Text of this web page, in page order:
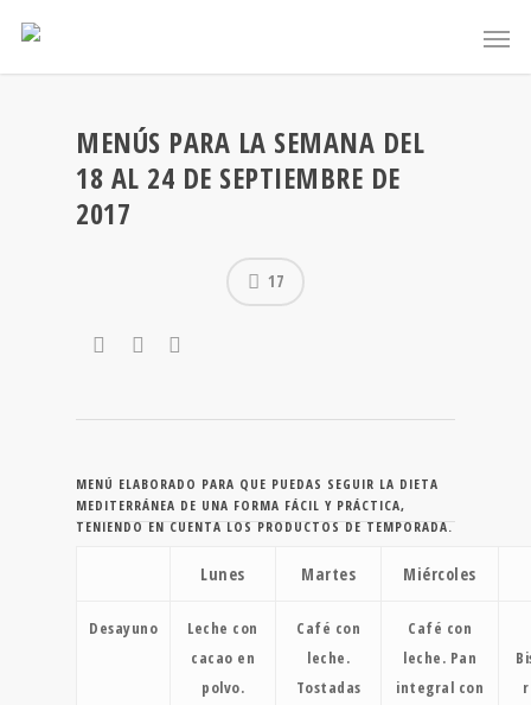
MENÚS PARA LA SEMANA DEL
18 AL 24 DE SEPTIEMBRE DE
2017
17
MENÚ ELABORADO PARA QUE PUEDAS SEGUIR LA DIETA
MEDITERRÁNEA DE UNA FORMA FÁCIL Y PRÁCTICA,
TENIENDO EN CUENTA LOS PRODUCTOS DE TEMPORADA.
Lunes Martes Miércoles
Desayuno
Leche con
cacao en
polvo.
Café con
leche.
Tostadas
Café con
leche. Pan
integral con